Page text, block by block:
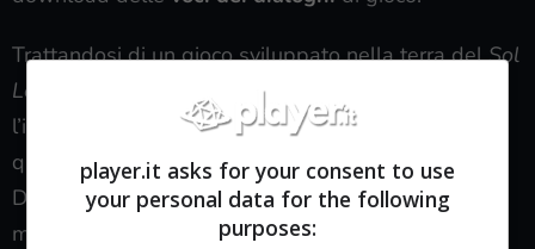
Trattandosi di un gioco sviluppato nella terra delSol
Levante
, tra le lingue selezionabili non figurano né
l’italiano né l’inglese ma solo un buon numero di
quelle parlate prettamente nei paesi orientali.
Decido di selezionare ilgiapponese , tanto per
mantenermi fedele a una certa familiarità maturata
player.it asks for your consent to use
your personal data for the following
purposes: